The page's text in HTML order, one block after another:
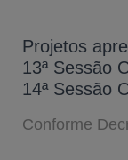
Projetos
13ª Sessão
14ª Sessão
Conforme